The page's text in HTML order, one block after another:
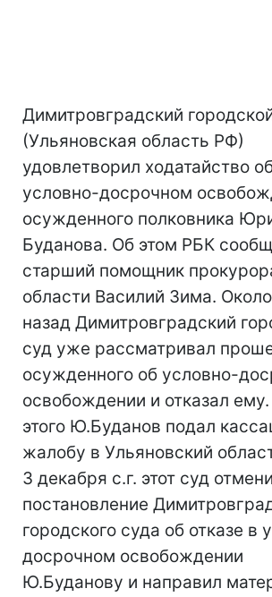
Димитровградский
(Ульяновская область РФ)
удовлетворил ходатайство
условно-досрочном
осужденного полковника
Буданова. Об этом РБК
старший помощник
области Василий Зима.
назад Димитровградский
суд уже рассматривал
осужденного об условно-
освобождении и отказал
этого Ю.Буданов подал
жалобу в Ульяновский
3 декабря с.г. этот суд
постановление
городского суда об отказе в
досрочном освобождении
Ю.Буданову и направил